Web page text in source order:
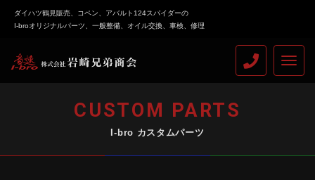
ダイハツ鶴見販売、コペン、アバルト124スパイダーの
I-broオリジナルパーツ、一般整備、オイル交換、車検、修理
nav
CUSTOM PARTS
I-bro カスタムパーツ